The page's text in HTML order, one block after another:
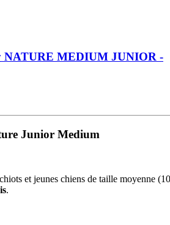
MEDIUM JUNIOR -
Junior Medium
et jeunes chiens de taille moyenne (10
.